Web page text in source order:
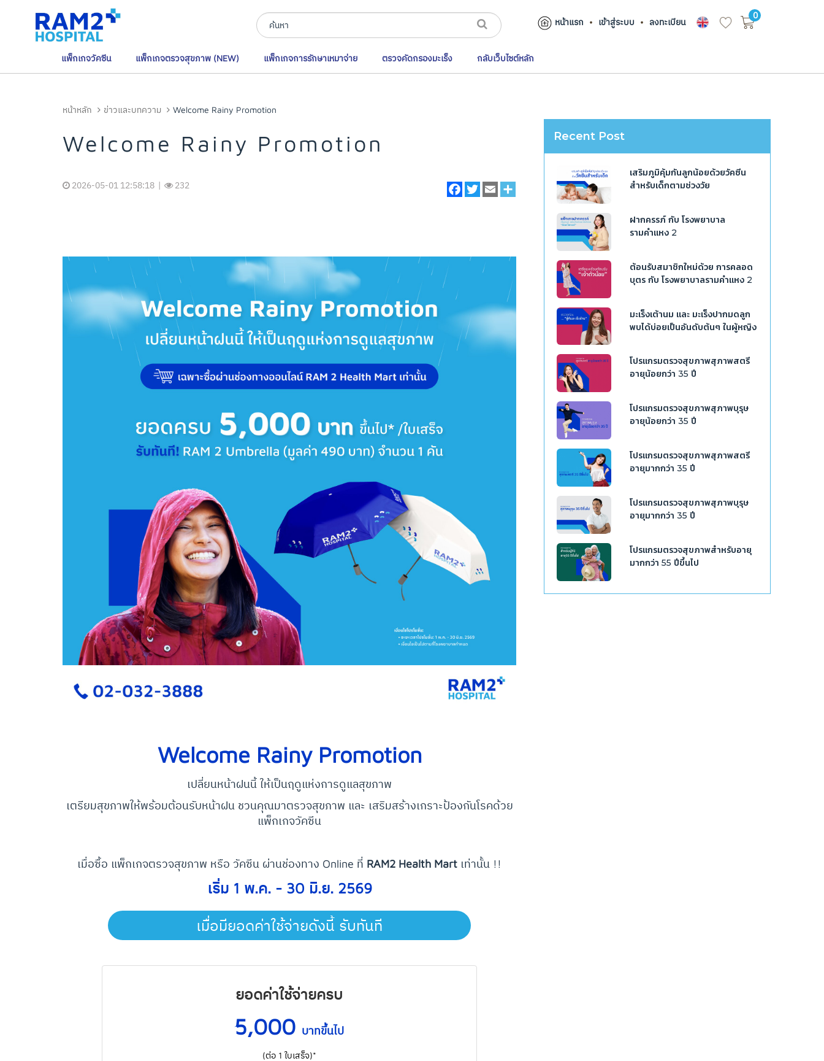
หน้าแรก เข้าสู่ระบบ ลงทะเบียน 0
แพ็กเกจวัคซีน แพ็กเกจตรวจสุขภาพ (NEW) แพ็กเกจการรักษาเหมาจ่าย ตรวจคัดกรองมะเร็ง กลับเว็บไซต์หลัก
หน้าหลัก ข่าวและบทความ Welcome Rainy Promotion
Welcome Rainy Promotion
2026-05-01 12:58:18 | 232 Facebook
TwitterEmail
Welcome Rainy Promotion
เปลี่ยนหน้าฝนนี้ ให้เป็นฤดูแห่งการดูแลสุขภาพ
เตรียมสุขภาพให้พร้อมต้อนรับหน้าฝน ชวนคุณมาตรวจสุขภาพ และ เสริมสร้างเกราะป้องกันโรคด้วย
แพ็กเกจวัคซีน
เมื่อซื้อ แพ็กเกจตรวจสุขภาพ หรือ วัคซีน ผ่านช่องทาง Online ที่ RAM2 Health Mart เท่านั้น !!
เริ่ม 1 พ.ค. - 30 มิ.ย. 2569
เมื่อมียอดค่าใช้จ่ายดังนี้ รับทันที
ยอดค่าใช้จ่ายครบ
5,000 บาทขึ้นไป
(ต่อ 1 ใบเสร็จ)*
Recent Post
เสริมภูมิคุ้มกันลูกน้อยด้วยวัคซีน
สำหรับเด็กตามช่วงวัย
ฝากครรภ์ กับ โรงพยาบาล
รามคำแหง 2
ต้อนรับสมาชิกใหม่ด้วย การคลอด
บุตร กับ โรงพยาบาลรามคำแหง 2
มะเร็งเต้านม และ มะเร็งปากมดลูก
พบได้บ่อยเป็นอันดับต้นๆ ในผู้หญิง
โปรแกรมตรวจสุขภาพสุภาพสตรี
อายุน้อยกว่า 35 ปี
โปรแกรมตรวจสุขภาพสุภาพบุรุษ
อายุน้อยกว่า 35 ปี
โปรแกรมตรวจสุขภาพสุภาพสตรี
อายุมากกว่า 35 ปี
โปรแกรมตรวจสุขภาพสุภาพบุรุษ
อายุมากกว่า 35 ปี
โปรแกรมตรวจสุขภาพสำหรับอายุ
มากกว่า 55 ปีขึ้นไป